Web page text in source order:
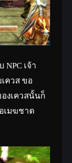
เจ้า
ควส ขอ
องเควสนั้นก็
เมฆชาด